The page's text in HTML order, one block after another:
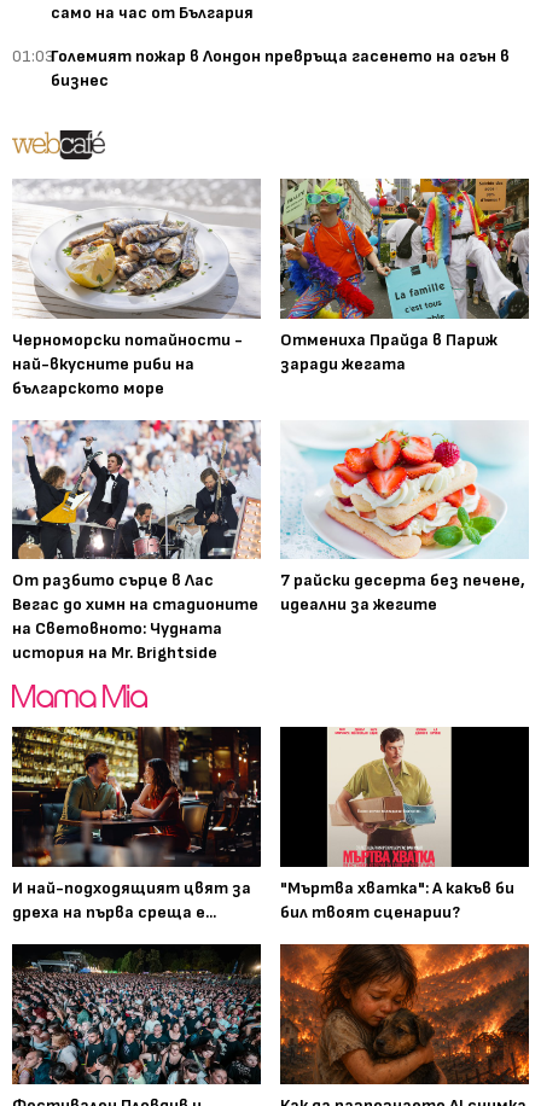
само на час от България
01:03Големият пожар в Лондон превръща гасенето на огън в
бизнес
Черноморски потайности -
най-вкусните риби на
българското море
Отмениха Прайда в Париж
заради жегата
От разбито сърце в Лас
Вегас до химн на стадионите
на Световното: Чудната
история на Mr. Brightside
7 райски десерта без печене,
идеални за жегите
И най-подходящият цвят за
дреха на първа среща е...
"Мъртва хватка": А какъв би
бил твоят сценарии?